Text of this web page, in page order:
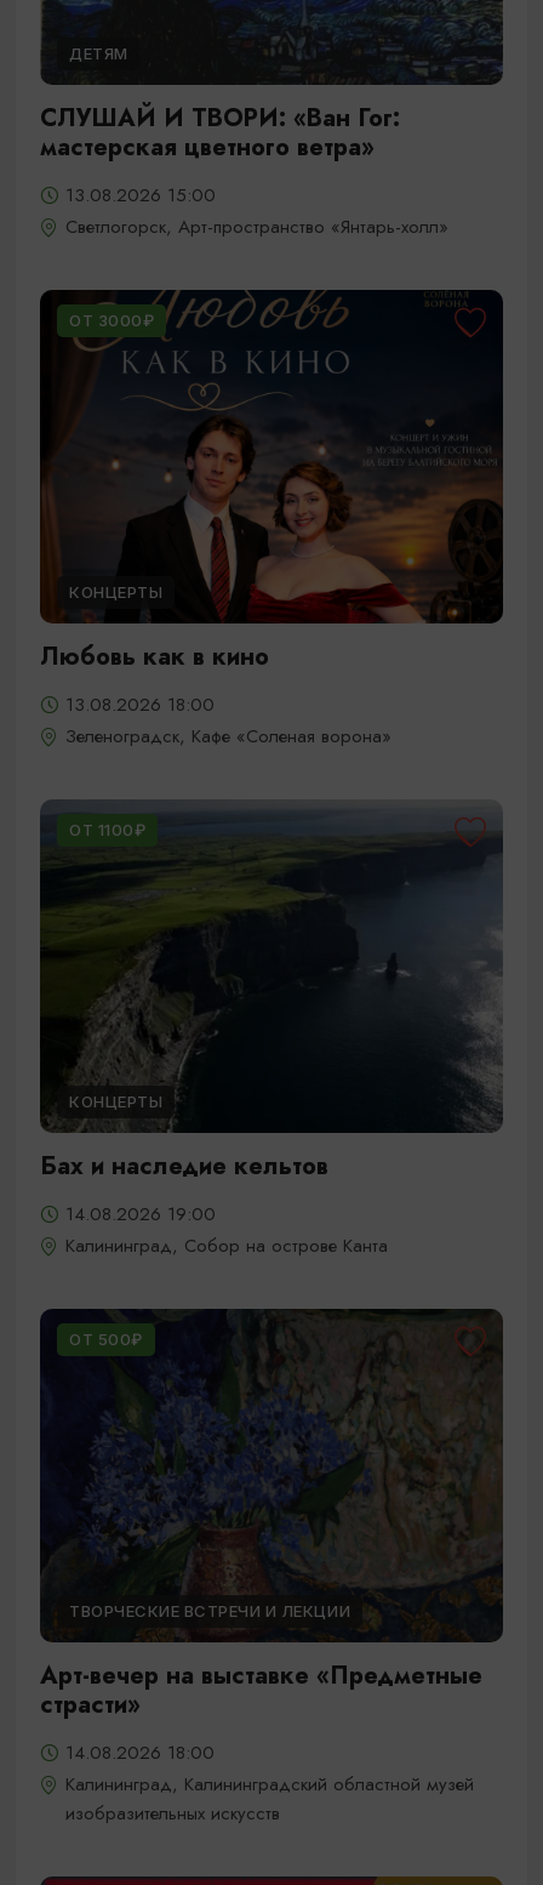
ДЕТЯМ
СЛУШАЙ И ТВОРИ: «Ван Гог:
мастерская цветного ветра»
13.08.2026 15:00
Светлогорск, Арт-пространство «Янтарь-холл»
ОТ 3000₽
КОНЦЕРТЫ
Любовь как в кино
13.08.2026 18:00
Зеленоградск, Кафе «Соленая ворона»
ОТ 1100₽
КОНЦЕРТЫ
Бах и наследие кельтов
14.08.2026 19:00
Калининград, Собор на острове Канта
ОТ 500₽
ТВОРЧЕСКИЕ ВСТРЕЧИ И ЛЕКЦИИ
Арт-вечер на выставке «Предметные
страсти»
14.08.2026 18:00
Калининград, Калининградский областной музей
изобразительных искусств